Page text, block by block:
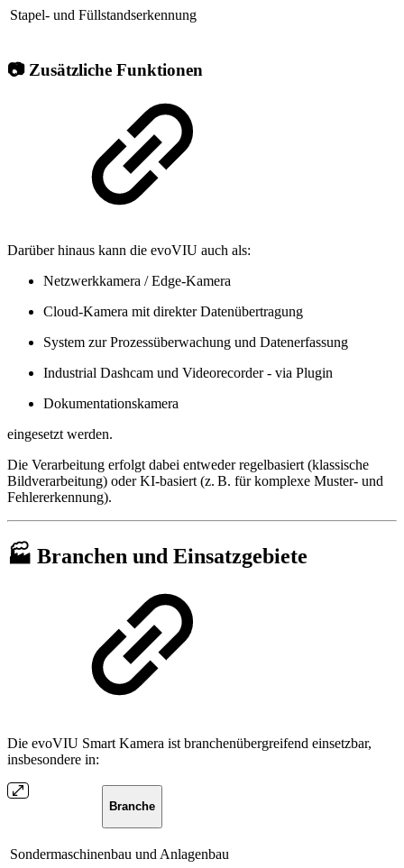
Stapel- und Füllstandserkennung
📷 Zusätzliche Funktionen
Darüber hinaus kann die evoVIU auch als:
Netzwerkkamera / Edge-Kamera
Cloud-Kamera mit direkter Datenübertragung
System zur Prozessüberwachung und Datenerfassung
Industrial Dashcam und Videorecorder - via Plugin
Dokumentationskamera
eingesetzt werden.
Die Verarbeitung erfolgt dabei entweder regelbasiert (klassische
Bildverarbeitung) oder KI-basiert (z. B. für komplexe Muster- und
Fehlererkennung).
🏭 Branchen und Einsatzgebiete
Die evoVIU Smart Kamera ist branchenübergreifend einsetzbar,
insbesondere in:
Branche
Sondermaschinenbau und Anlagenbau